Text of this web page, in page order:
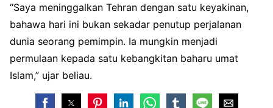
“Saya meninggalkan Tehran dengan satu keyakinan,
bahawa hari ini bukan sekadar penutup perjalanan
dunia seorang pemimpin. Ia mungkin menjadi
permulaan kepada satu kebangkitan baharu umat
Islam,” ujar beliau.